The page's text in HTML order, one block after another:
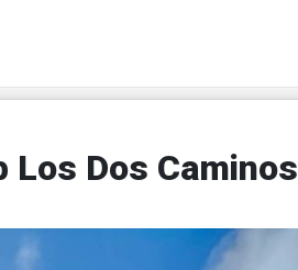
Dos Caminos